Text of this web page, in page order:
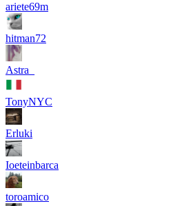
ariete69m
hitman72
Astra_
TonyNYC
Erluki
Ioeteinbarca
toroamico